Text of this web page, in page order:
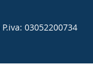
P.iva: 03052200734